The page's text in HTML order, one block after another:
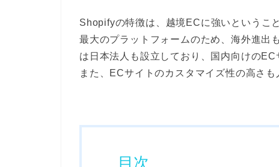
Shopifyの特徴は、越境ECに強いというこ
最大のプラットフォームのため、海外進出
は日本法人も設立しており、国内向けの
また、ECサイトのカスタマイズ性の高さも
目次